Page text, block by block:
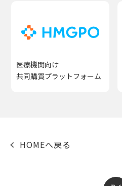
医療機関向け
共同購買プラットフォーム
HOMEへ戻る